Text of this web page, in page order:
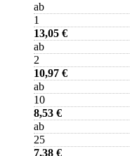
ab
1
13,05 €
ab
2
10,97 €
ab
10
8,53 €
ab
25
7,38 €